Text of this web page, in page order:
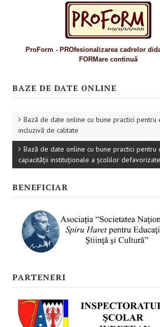
Pentru educaţie incluzivă
Pentru management instituțional
BUNE PRACTICI
Pentru capacitate instituţională
ACCES BLACKBOARD
CAMPANIE ONLINE
SESIUNI ONLINE
ProForm - PROfesionalizarea cadrelor
FORMare continuă
BAZE DE DATE ONLINE
Bază de date online cu bune practici pentru
incluzivă de calitate
Bază de date online cu bune practici pentru
capacității instituționale a școlilor defavorizate
BENEFICIAR
PARTENERI